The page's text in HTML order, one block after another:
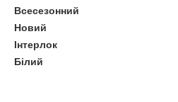
Всесезонний
Новий
Інтерлок
Білий